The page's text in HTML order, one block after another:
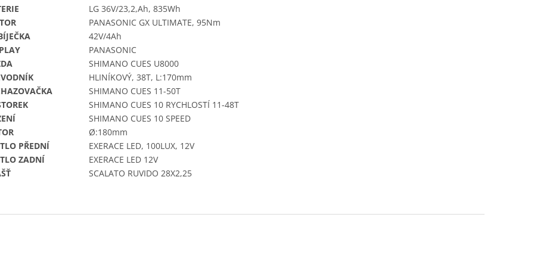
LG 36V/23,2,Ah, 835Wh
PANASONIC GX ULTIMATE, 95Nm
42V/4Ah
PANASONIC
SHIMANO CUES U8000
HLINÍKOVÝ, 38T, L:170mm
SHIMANO CUES 11-50T
SHIMANO CUES 10 RYCHLOSTÍ 11-48T
SHIMANO CUES 10 SPEED
Ø:180mm
PŘEDNÍ
EXERACE LED, 100LUX, 12V
ZADNÍ
EXERACE LED 12V
SCALATO RUVIDO 28X2,25